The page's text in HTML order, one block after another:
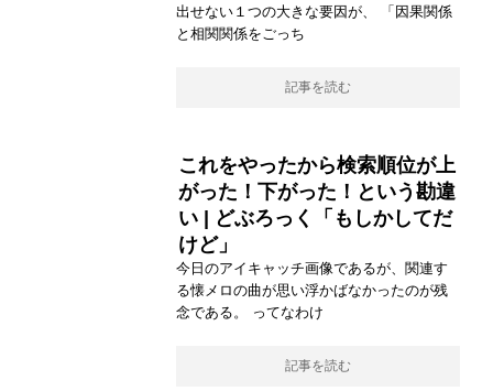
出せない１つの大きな要因が、 「因果関係
と相関関係をごっち
記事を読む
これをやったから検索順位が上
がった！下がった！という勘違
い | どぶろっく「もしかしてだ
けど」
今日のアイキャッチ画像であるが、関連す
る懐メロの曲が思い浮かばなかったのが残
念である。 ってなわけ
記事を読む